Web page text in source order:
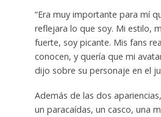
“Era muy importante para mí
reflejara lo que soy. Mi estilo,
fuerte, soy picante. Mis fans
conocen, y quería que mi
dijo sobre su personaje en el
Además de las dos
un paracaídas, un casco, una